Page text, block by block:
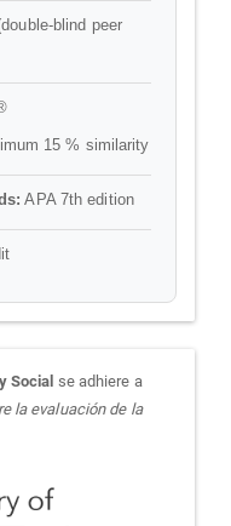
blind peer
15 % similarity
APA 7th edition
Social se adhiere a
la evaluación de la